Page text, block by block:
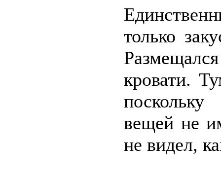
только
кровати.
вещей не
не видел,